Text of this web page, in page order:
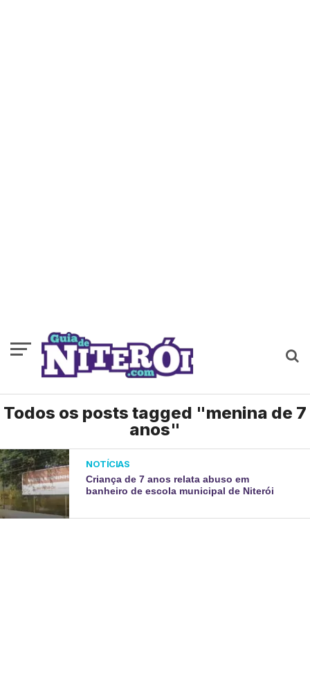
Todos os posts tagged "menina de 7
anos"
NOTÍCIAS
Criança de 7 anos relata abuso em
banheiro de escola municipal de Niterói